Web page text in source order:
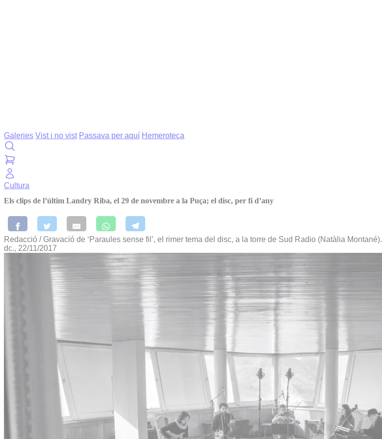
Galeries Vist i no vist Passava per aquí Hemeroteca
Cultura
Els clips de l’últim Landry Riba, el 29 de novembre a la Puça; el disc, per fi d’any
Redacció / Gravació de ‘Paraules sense fil’, el rimer tema del disc, a la torre de Sud Radio (Natàlia Montané).
dc., 22/11/2017